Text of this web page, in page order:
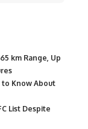
km Range, Up
to Know About
List Despite